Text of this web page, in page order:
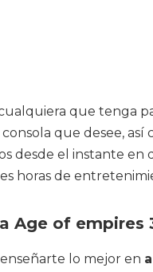
que tenga
que desee,
desde el instante
horas de
Age of empires
lo mejor en